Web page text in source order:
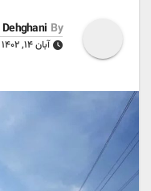
By
Dehghani
آبان ۱۴, ۱۴۰۲